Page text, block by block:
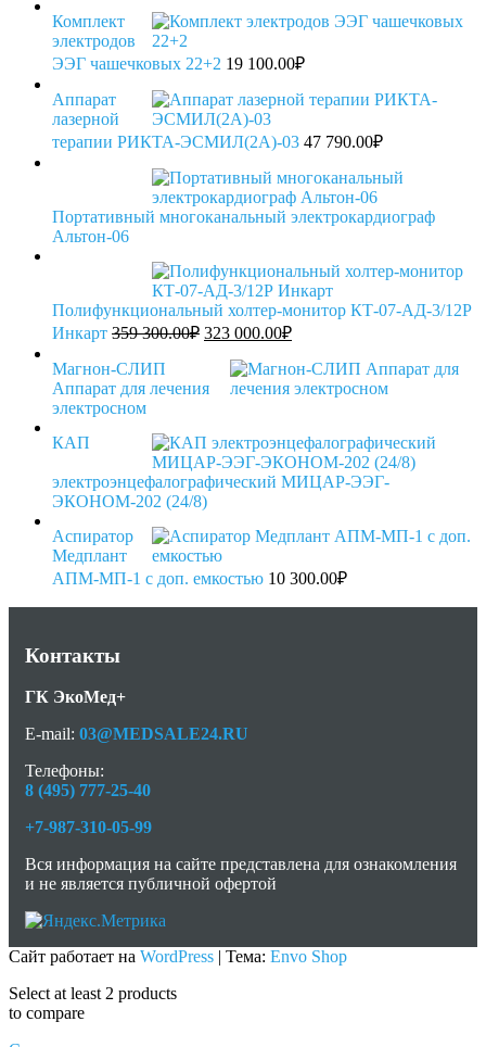
Комплект
электродов
ЭЭГ чашечковых 22+2 19 100.00₽
Аппарат
лазерной
терапии РИКТА-ЭСМИЛ(2А)-03 47 790.00₽
Портативный многоканальный электрокардиограф
Альтон-06
Полифункциональный холтер-монитор КТ-07-АД-3/12Р
Инкарт 359 300.00₽ Первоначальная
составляла
359
323 000.00₽Текущая
323
000.00₽.
Магнон-СЛИП
Аппарат для лечения
электросном
КАП
электроэнцефалографический МИЦАР-ЭЭГ-
ЭКОНОМ-202 (24/8)
Аспиратор
Медплант
АПМ-МП-1 с доп. емкостью 10 300.00₽
Контакты
ГК ЭкоМед+
E-mail: 03@MEDSALE24.RU
Телефоны:
8 (495) 777-25-40
+7-987-310-05-99
Вся информация на сайте представлена для ознакомления
и не является публичной офертой
Сайт работает на WordPress | Тема: Envo Shop
Select at least 2 products
to compare